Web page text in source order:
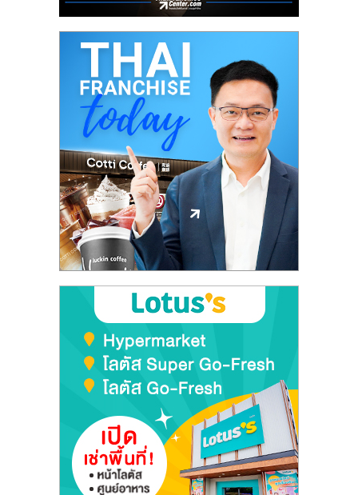
ปรึกษา
ลงทุน
และ
ขยาย
ไชส์,